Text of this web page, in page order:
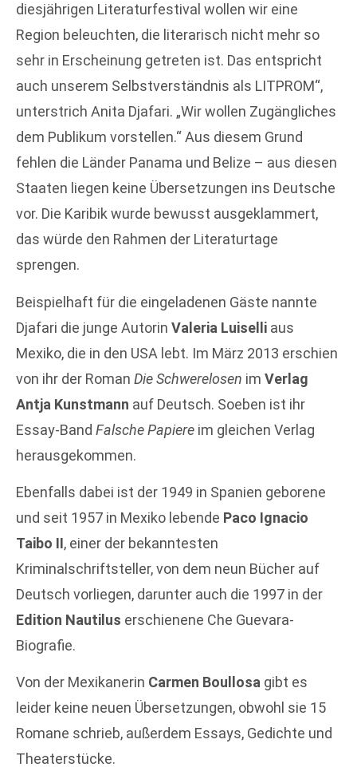
diesjährigen Literaturfestival wollen wir eine
Region beleuchten, die literarisch nicht mehr so
sehr in Erscheinung getreten ist. Das entspricht
auch unserem Selbstverständnis als LITPROM“,
unterstrich Anita Djafari. „Wir wollen Zugängliches
dem Publikum vorstellen.“ Aus diesem Grund
fehlen die Länder Panama und Belize – aus diesen
Staaten liegen keine Übersetzungen ins Deutsche
vor. Die Karibik wurde bewusst ausgeklammert,
das würde den Rahmen der Literaturtage
sprengen.
Beispielhaft für die eingeladenen Gäste nannte
Djafari die junge Autorin Valeria Luiselli aus
Mexiko, die in den USA lebt. Im März 2013 erschien
von ihr der Roman Die Schwerelosen im Verlag
Antja Kunstmann auf Deutsch. Soeben ist ihr
Essay-Band Falsche Papiere im gleichen Verlag
herausgekommen.
Ebenfalls dabei ist der 1949 in Spanien geborene
und seit 1957 in Mexiko lebende Paco Ignacio
Taibo II, einer der bekanntesten
Kriminalschriftsteller, von dem neun Bücher auf
Deutsch vorliegen, darunter auch die 1997 in der
Edition Nautilus erschienene Che Guevara-
Biografie.
Von der Mexikanerin Carmen Boullosa gibt es
leider keine neuen Übersetzungen, obwohl sie 15
Romane schrieb, außerdem Essays, Gedichte und
Theaterstücke.